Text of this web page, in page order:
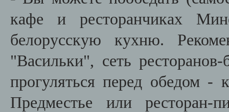
кафе и ресторанчиках
белорусскую кухню.
"Васильки", сеть
прогуляться перед обедом
Предместье или ресторан-